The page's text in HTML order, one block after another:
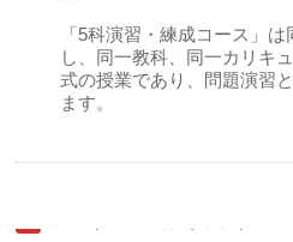
「5科演習・練成コース」
し、同一教科、同一カリキ
式の授業であり、問題演習
ます。